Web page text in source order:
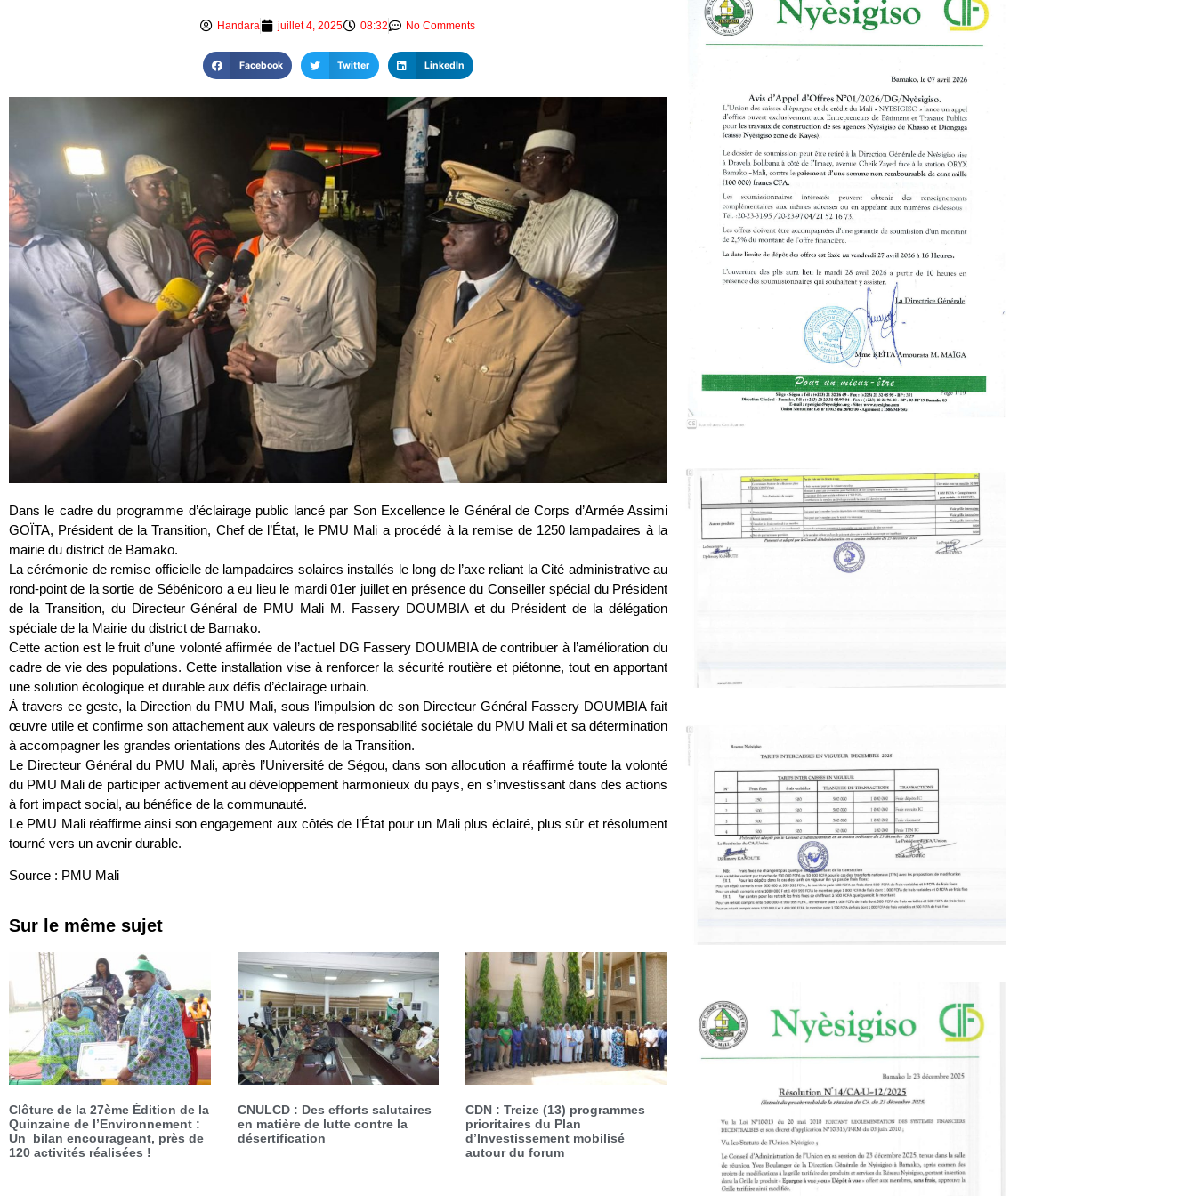
Handara juillet 4, 2025 08:32 No Comments
Facebook Twitter LinkedIn
Dans le cadre du programme d’éclairage public lancé par Son Excellence le Général de Corps d’Armée Assimi
GOÏTA, Président de la Transition, Chef de l’État, le PMU Mali a procédé à la remise de 1250 lampadaires à la
mairie du district de Bamako.
La cérémonie de remise officielle de lampadaires solaires installés le long de l’axe reliant la Cité administrative au
rond-point de la sortie de Sébénicoro a eu lieu le mardi 01er juillet en présence du Conseiller spécial du Président
de la Transition, du Directeur Général de PMU Mali M. Fassery DOUMBIA et du Président de la délégation
spéciale de la Mairie du district de Bamako.
Cette action est le fruit d’une volonté affirmée de l’actuel DG Fassery DOUMBIA de contribuer à l’amélioration du
cadre de vie des populations. Cette installation vise à renforcer la sécurité routière et piétonne, tout en apportant
une solution écologique et durable aux défis d’éclairage urbain.
À travers ce geste, la Direction du PMU Mali, sous l’impulsion de son Directeur Général Fassery DOUMBIA fait
œuvre utile et confirme son attachement aux valeurs de responsabilité sociétale du PMU Mali et sa détermination
à accompagner les grandes orientations des Autorités de la Transition.
Le Directeur Général du PMU Mali, après l’Université de Ségou, dans son allocution a réaffirmé toute la volonté
du PMU Mali de participer activement au développement harmonieux du pays, en s’investissant dans des actions
à fort impact social, au bénéfice de la communauté.
Le PMU Mali réaffirme ainsi son engagement aux côtés de l’État pour un Mali plus éclairé, plus sûr et résolument
tourné vers un avenir durable.
Source : PMU Mali
Sur le même sujet
Clôture de la 27ème Édition de la
Quinzaine de l’Environnement :
Un bilan encourageant, près de
120 activités réalisées !
CNULCD : Des efforts salutaires
en matière de lutte contre la
désertification
CDN : Treize (13) programmes
prioritaires du Plan
d’Investissement mobilisé
autour du forum